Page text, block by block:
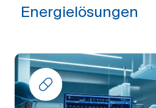
Energielösungen